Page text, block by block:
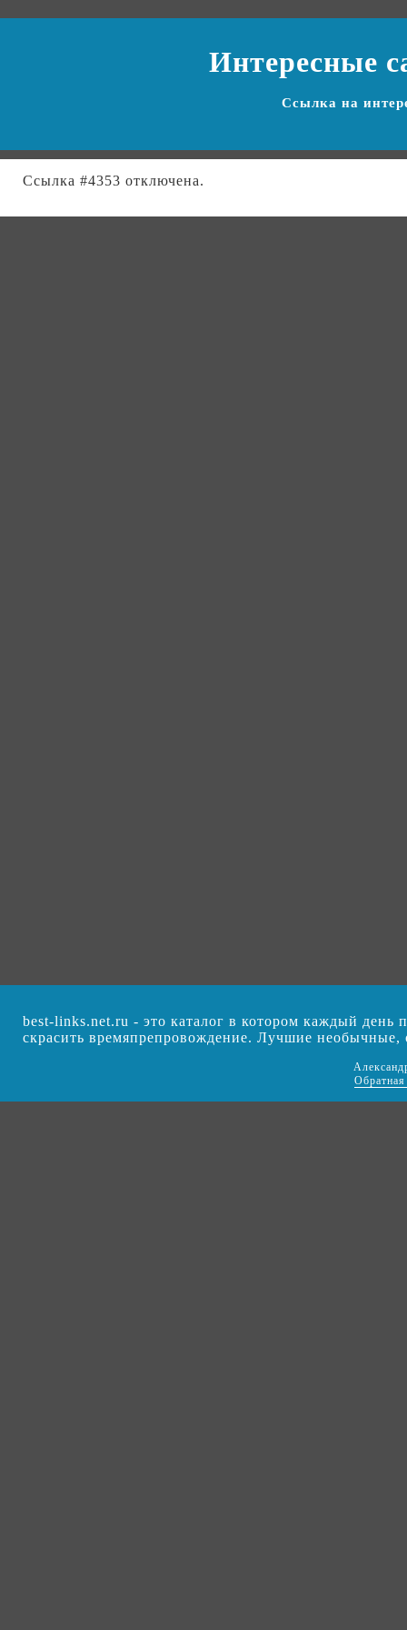
Интересные
Ссылка на
Ссылка #4353 отключена.
best-links.net.ru - это каталог в котором каждый день
скрасить времяпрепровождение. Лучшие
Обратная